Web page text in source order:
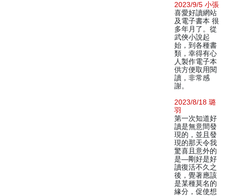
2023/9/5 小張
喜愛好讀網站
及電子書本 很
多年月了。從
武俠小說起
始，到各種書
類，幸得有心
人製作電子本
供方便取用閱
讀，非常感
謝。
2023/8/18 璐
羽
第一次知道好
讀是無意間發
現的，並且發
現的那天令我
驚喜且意外的
是—剛好是好
讀復活不久之
後，覺著應該
是某種莫名的
緣分，促使想